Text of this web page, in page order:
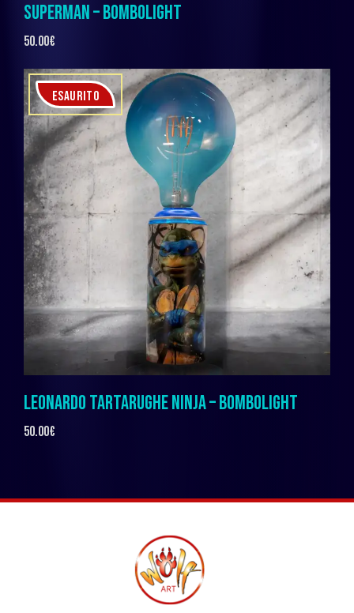
SUPERMAN – BOMBOLIGHT
50.00€
ESAURITO
LEONARDO TARTARUGHE NINJA – BOMBOLIGHT
50.00€